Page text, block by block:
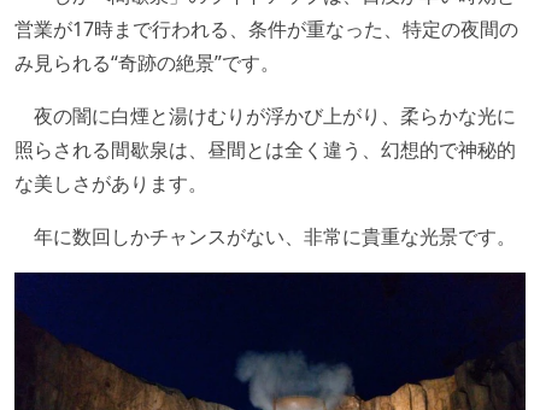
営業が17時まで行われる、条件が重なった、特定の夜間の
み見られる“奇跡の絶景”です。
夜の闇に白煙と湯けむりが浮かび上がり、柔らかな光に
照らされる間歇泉は、昼間とは全く違う、幻想的で神秘的
な美しさがあります。
年に数回しかチャンスがない、非常に貴重な光景です。